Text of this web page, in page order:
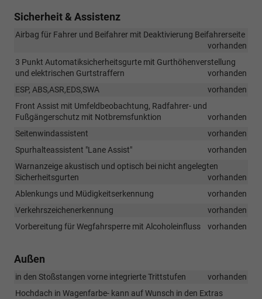
Sicherheit & Assistenz
Airbag für Fahrer und Beifahrer mit Deaktivierung Beifahrerseite
vorhanden
3 Punkt Automatiksicherheitsgurte mit Gurthöhenverstellung
und elektrischen Gurtstraffern
vorhanden
ESP, ABS,ASR,EDS,SWA
vorhanden
Front Assist mit Umfeldbeobachtung, Radfahrer- und
Fußgängerschutz mit Notbremsfunktion
vorhanden
Seitenwindassistent
vorhanden
Spurhalteassistent "Lane Assist"
vorhanden
Warnanzeige akustisch und optisch bei nicht angelegten
Sicherheitsgurten
vorhanden
Ablenkungs und Müdigkeitserkennung
vorhanden
Verkehrszeichenerkennung
vorhanden
Vorbereitung für Wegfahrsperre mit Alcoholeinfluss
vorhanden
Außen
in den Stoßstangen vorne integrierte Trittstufen
vorhanden
Hochdach in Wagenfarbe- kann auf Wunsch in den Extras